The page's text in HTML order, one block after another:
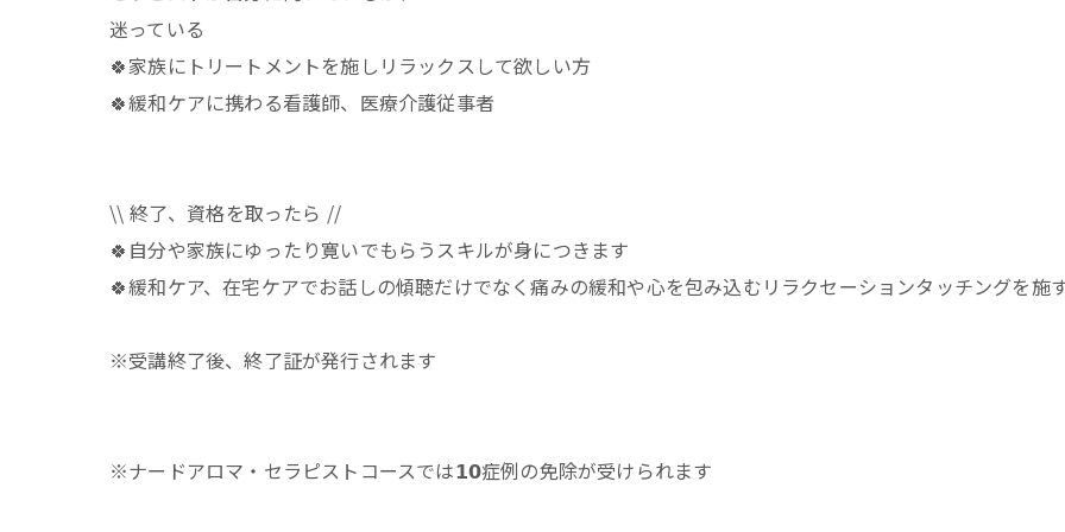
迷っている
🍀家族にトリートメントを施しリラックスして欲しい方
🍀緩和ケアに携わる看護師、医療介護従事者
\\ 終了、資格を取ったら //
🍀自分や家族にゆったり寛いでもらうスキルが身につきます
🍀緩和ケア、在宅ケアでお話しの傾聴だけでなく痛みの緩和や心を包み込むリラクセーションタッチングを施
※受講終了後、終了証が発行されます
※ナードアロマ・セラピストコースでは𝟭𝟬症例の免除が受けられます